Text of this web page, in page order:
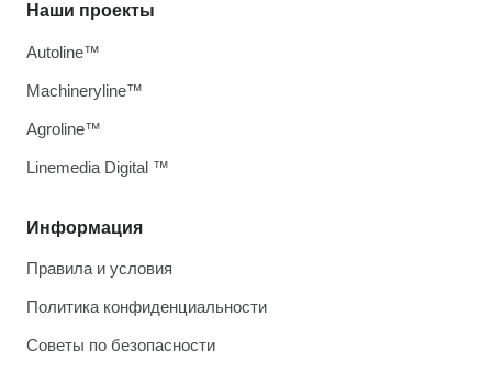
Информация
Правила и условия
Политика конфиденциальности
Советы по безопасности
Наши проекты
Autoline™
Machineryline™
Agroline™
Linemedia Digital ™